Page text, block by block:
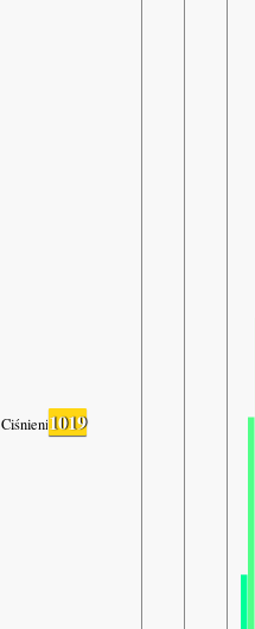
Ciśnienie1019